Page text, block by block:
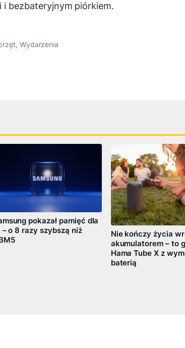
i bezbateryjnym piórkiem.
, Wydarzenia
pokazał pamięć dla
– o 8 razy szybszą niż
Nie kończy życia
akumulatorem – to
Hama Tube X z
baterią